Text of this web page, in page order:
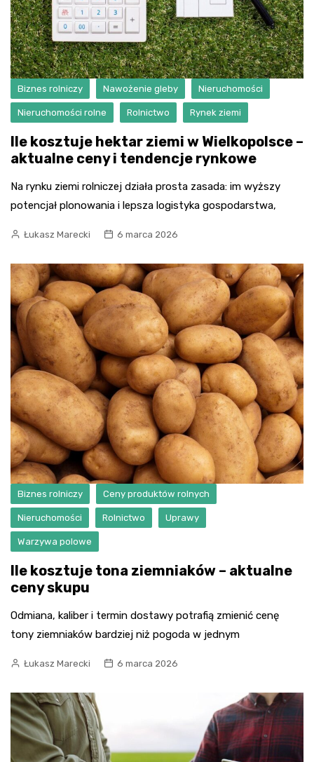
Biznes rolniczy Nawożenie gleby Nieruchomości
Nieruchomości rolne Rolnictwo Rynek ziemi
Ile kosztuje hektar ziemi w Wielkopolsce –
aktualne ceny i tendencje rynkowe
Na rynku ziemi rolniczej działa prosta zasada: im wyższy
potencjał plonowania i lepsza logistyka gospodarstwa,
Łukasz Marecki 6 marca 2026
Biznes rolniczy Ceny produktów rolnych
Nieruchomości Rolnictwo Uprawy
Warzywa polowe
Ile kosztuje tona ziemniaków – aktualne
ceny skupu
Odmiana, kaliber i termin dostawy potrafią zmienić cenę
tony ziemniaków bardziej niż pogoda w jednym
Łukasz Marecki 6 marca 2026